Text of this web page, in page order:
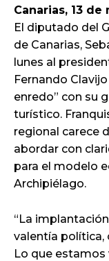
Canarias, 13 de
El diputado del
de Canarias,
lunes al
Fernando
enredo” con su
turístico.
regional carece
abordar con
para el modelo
Archipiélago.
“La
valentía política,
Lo que estamos